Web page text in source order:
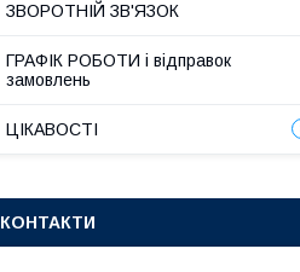
ЗВОРОТНІЙ ЗВ'ЯЗОК
ГРАФІК РОБОТИ і відправок
замовлень
ЦІКАВОСТІ
КОНТАКТИ